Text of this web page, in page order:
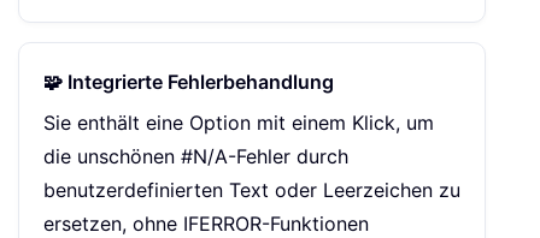
🧩 Integrierte Fehlerbehandlung
Sie enthält eine Option mit einem Klick, um
die unschönen #N/A-Fehler durch
benutzerdefinierten Text oder Leerzeichen zu
ersetzen, ohne IFERROR-Funktionen